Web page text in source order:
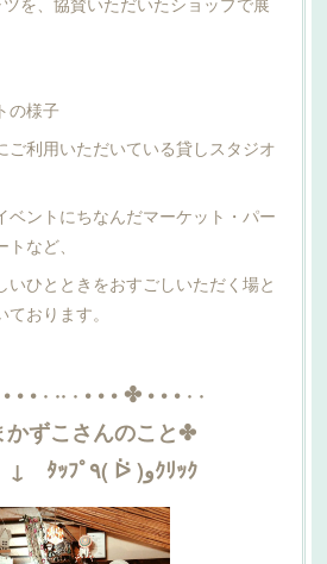
の様子
ご利用いただいている貸しスタジオ
ベントにちなんだマーケット・パー
など、
いひとときをおすごしいただく場と
おります。
• • · ·· · • • • ✤ • • • · ·
ずこさんのこと✤
写真を ↓ ﾀｯﾌﾟ٩( ᐖ )وｸﾘｯｸ